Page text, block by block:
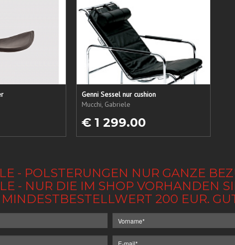
Genni Sessel nur cushion
Mucchi, Gabriele
€ 1 299.00
- POLSTERUNGEN NUR GANZE
- NUR DIE IM SHOP VORHANDEN
200 EUR.